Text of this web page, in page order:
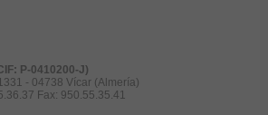
P-0410200-J)
- 04738 Vícar (Almería)
Fax: 950.55.35.41